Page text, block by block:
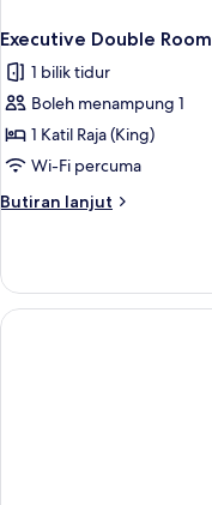
Executive Double Room
1 bilik tidur
Boleh menampung 1
1 Katil Raja (King)
Wi-Fi percuma
Butiran lanjut
Butiran
Double
Room